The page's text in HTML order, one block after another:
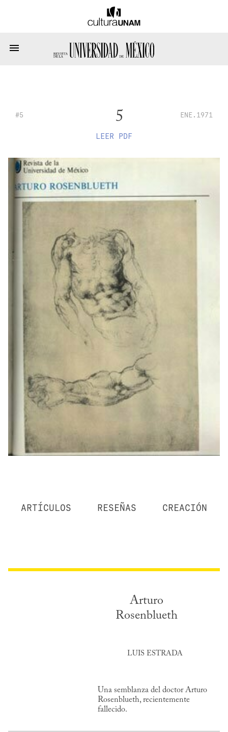
#5 5 ENE.1971
LEER PDF
ARTÍCULOS RESEÑAS CREACIÓN
Arturo
Rosenblueth
LUIS ESTRADA
Una semblanza del doctor Arturo
Rosenblueth, recientemente
fallecido.